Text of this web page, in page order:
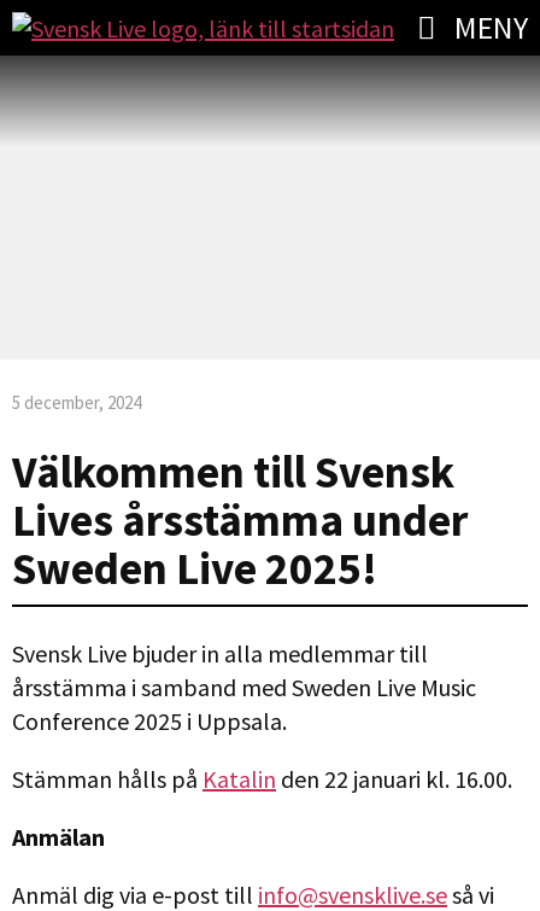
MENY
5 december, 2024
Välkommen till Svensk
Lives årsstämma under
Sweden Live 2025!
Svensk Live bjuder in alla medlemmar till
årsstämma i samband med Sweden Live Music
Conference 2025 i Uppsala.
Stämman hålls på Katalin den 22 januari kl. 16.00.
Anmälan
Anmäl dig via e-post till info@svensklive.seså vi